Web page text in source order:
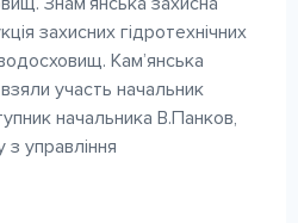
захисних гідротехнічних
Кам’янська
участь начальник
начальника В.Панков,
з управління